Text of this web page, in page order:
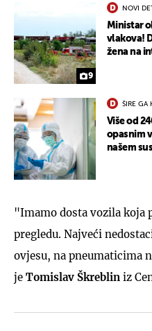
9
NOVI
Ministar
vlakova!
žena na
ŠIRE GA
Više od
opasnim
našem
"Imamo dosta vozila koja
pregledu. Najveći
ovjesu, na pneumaticima
je Tomislav Škreblin iz